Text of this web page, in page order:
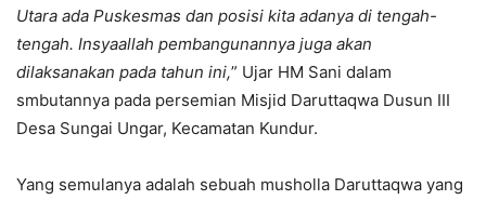
Utara ada Puskesmas dan posisi kita adanya di tengah-
tengah. Insyaallah pembangunannya juga akan
dilaksanakan pada tahun ini,” Ujar HM Sani dalam
smbutannya pada persemian Misjid Daruttaqwa Dusun III
Desa Sungai Ungar, Kecamatan Kundur.
Yang semulanya adalah sebuah musholla Daruttaqwa yang